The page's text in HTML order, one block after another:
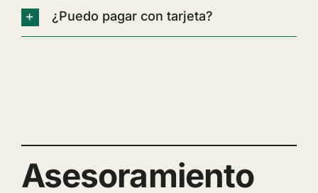
¿Puedo pagar con tarjeta?
Asesoramiento